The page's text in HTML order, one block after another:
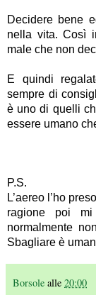
Decidere bene
nella vita. Così
male che non
E quindi
sempre di
è uno di quelli
essere umano
P.S.
L’aereo l’ho
ragione poi
normalmente
Sbagliare è
Borsole alle 20:00